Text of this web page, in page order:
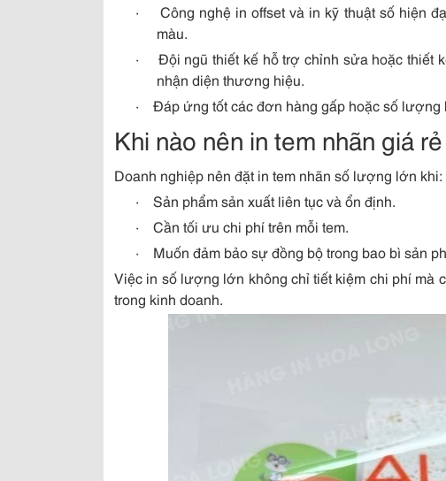
·
Công nghệ in offset và in kỹ thuật số hiện
màu.
·
Đội ngũ thiết kế hỗ trợ chỉnh sửa hoặc thiết
nhận diện thương hiệu.
·
Đáp ứng tốt các đơn hàng gấp hoặc số
Khi nào nên in tem nhãn giá
Doanh nghiệp nên đặt in tem nhãn số lượng lớn khi:
·
Sản phẩm sản xuất liên tục và ổn định.
·
Cần tối ưu chi phí trên mỗi tem.
·
Muốn đảm bảo sự đồng bộ trong bao bì sản
Việc in số lượng lớn không chỉ tiết kiệm chi phí mà
trong kinh doanh.